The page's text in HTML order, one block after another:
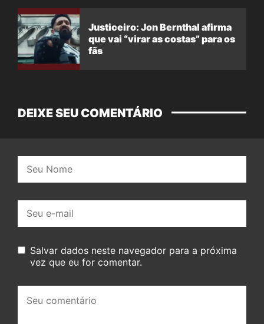
Justiceiro: Jon Bernthal afirma
que vai “virar as costas” para os
fãs
DEIXE SEU COMENTÁRIO
mail:
Salvar dados neste navegador para a próxima
vez que eu for comentar.
comentário: